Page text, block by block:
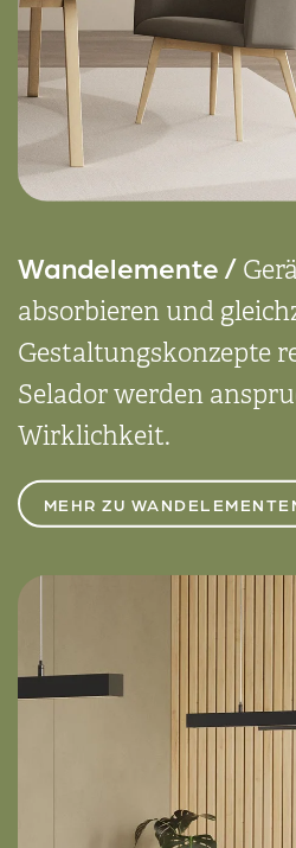
Wand­elemente /
absorbieren und
Gestaltungs­konzepte
Selador werden
Wirklich­keit.
MEHR ZU